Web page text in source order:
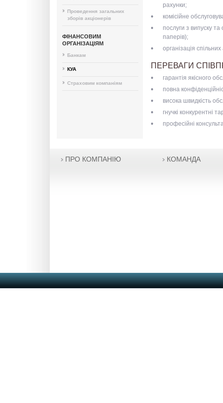
Проведення загальних
зборів акціонерів
ФІНАНСОВИМ
ОРГАНІЗАЦІЯМ
Банкам
КУА
Страховим компаніям
рахунки;
комісійне
послуги з випуску та
паперів);
організація
ПЕРЕВАГИ
гарантія якісного
повна
висока швидкість
гнучкі конкурентні
професійні
ПРО КОМПАНІЮ КОМАНДА